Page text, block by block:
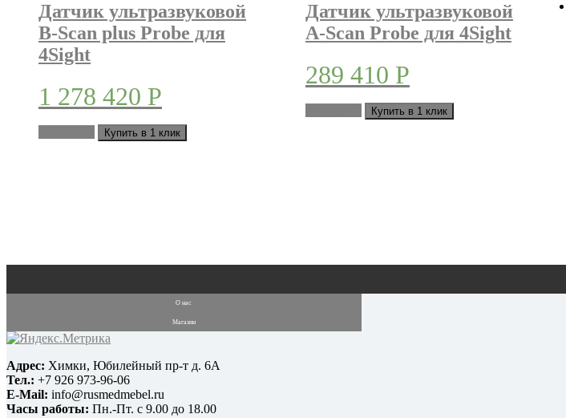
Датчик ультразвуковой
B-Scan plus Probe для
4Sight
1 278 420 Р
Купить в 1 клик
Датчик ультразвуковой
A-Scan Probe для 4Sight
289 410 Р
Купить в 1 клик
О нас
Магазин
Адрес: Химки, Юбилейный пр-т д. 6А
Тел.: +7 926 973-96-06
E-Mail: info@rusmedmebel.ru
Часы работы: Пн.-Пт. с 9.00 до 18.00